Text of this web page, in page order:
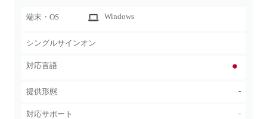
端末・OS Windows
シングルサインオン
対応言語
提供形態 -
対応サポート -